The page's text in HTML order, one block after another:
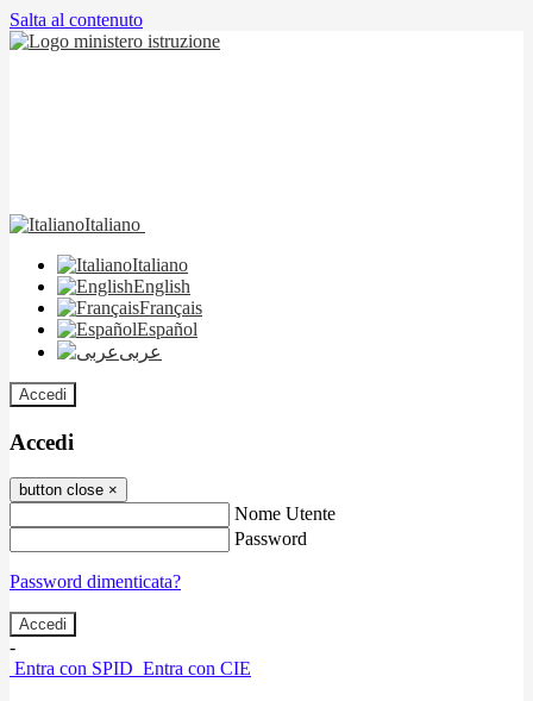
Salta al contenuto
Italiano
Italiano
English
Français
Español
عربى
Accedi
Accedi
button close ×
Nome Utente
Password
Password dimenticata?
-
Entra con SPID Entra con CIE